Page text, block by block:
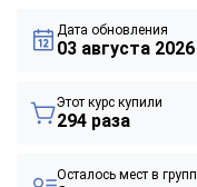
Дата обновления
03 августа 2026
Этот курс купили
294 раза
Осталось мест в